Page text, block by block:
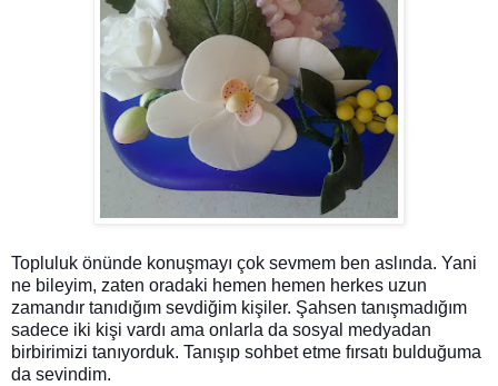
Topluluk önünde konuşmayı çok sevmem ben aslında. Yani
ne bileyim, zaten oradaki hemen hemen herkes uzun
zamandır tanıdığım sevdiğim kişiler. Şahsen tanışmadığım
sadece iki kişi vardı ama onlarla da sosyal medyadan
birbirimizi tanıyorduk. Tanışıp sohbet etme fırsatı bulduğuma
da sevindim.